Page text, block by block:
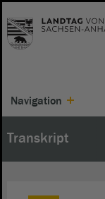
Navigation
Transkript